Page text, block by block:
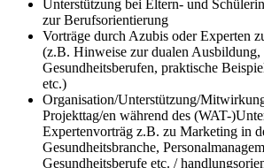
Unterstützung bei Eltern- und
zur Berufsorientierung
Vorträge durch Azubis oder Experten
(z.B. Hinweise zur dualen Ausbildung,
Gesundheitsberufen, praktische
etc.)
Organisation/Unterstützung/
Projekttag/en während des (WAT-
Expertenvorträg z.B. zu Marketing in
Gesundheitsbranche,
Gesundheitsberufe etc. /